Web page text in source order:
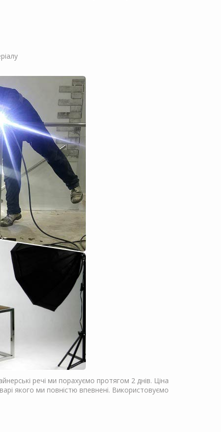
речі ми порахуємо протягом 2 днів. Ціна
якого ми повністю впевнені. Використовуємо